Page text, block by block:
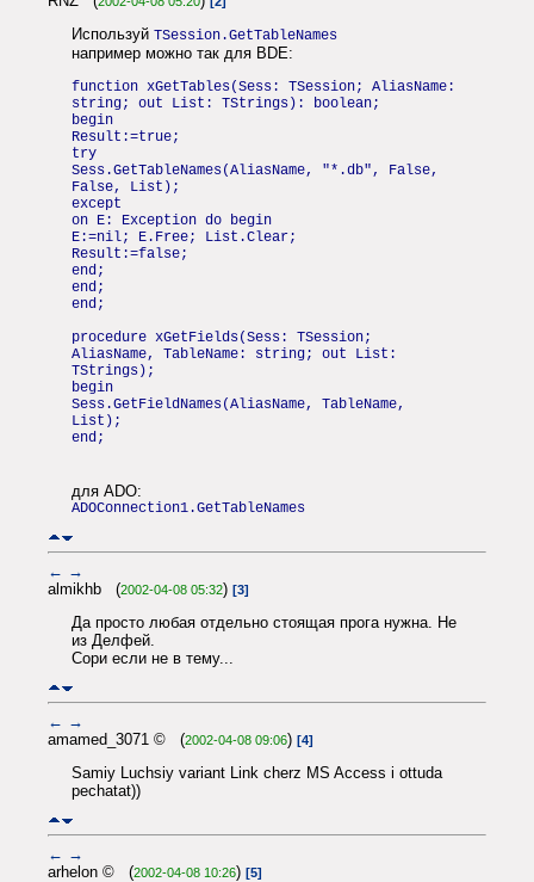
Используй TSession.GetTableNames
например можно так для BDE:
function xGetTables(Sess: TSession; AliasName:
string; out List: TStrings): boolean;
begin
Result:=true;
try
Sess.GetTableNames(AliasName, "*.db", False,
False, List);
except
on E: Exception do begin
E:=nil; E.Free; List.Clear;
Result:=false;
end;
end;
end;
procedure xGetFields(Sess: TSession;
AliasName, TableName: string; out List:
TStrings);
begin
Sess.GetFieldNames(AliasName, TableName,
List);
end;
для ADO:
ADOConnection1.GetTableNames
← →
almikhb (2002-04-08 05:32) [3]
Да просто любая отдельно стоящая прога нужна. Не
из Делфей.
Сори если не в тему...
← →
amamed_3071 © (2002-04-08 09:06) [4]
Samiy Luchsiy variant Link cherz MS Access i ottuda
pechatat))
← →
arhelon © (2002-04-08 10:26) [5]